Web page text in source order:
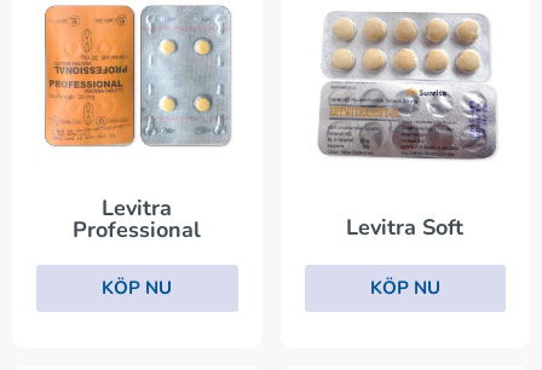
Levitra
Professional
KÖP NU
Levitra Soft
KÖP NU